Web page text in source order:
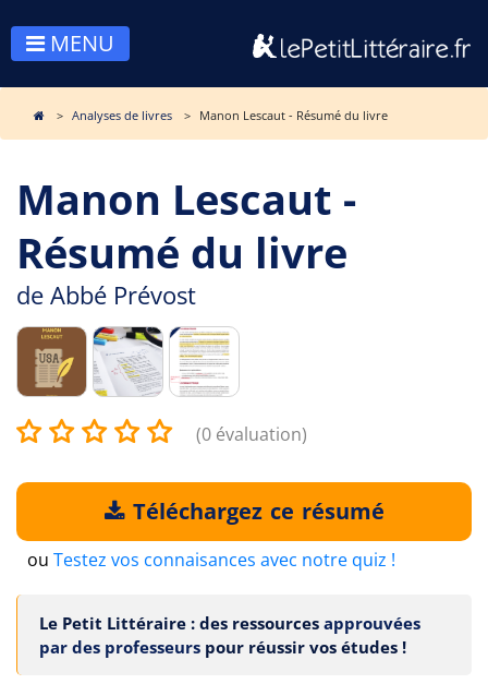
MENU
Analyses de livres Manon Lescaut - Résumé du livre
Manon Lescaut -
Résumé du livre
de Abbé Prévost
(0 évaluation)
Téléchargez ce résumé
ou Testez vos connaisances avec notre quiz !
Le Petit Littéraire : des ressources approuvées
par des professeurs pour réussir vos études !